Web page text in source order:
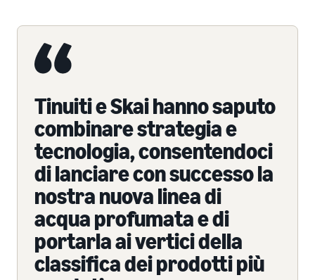
Tinuiti e Skai hanno saputo
combinare strategia e
tecnologia, consentendoci
di lanciare con successo la
nostra nuova linea di
acqua profumata e di
portarla ai vertici della
classifica dei prodotti più